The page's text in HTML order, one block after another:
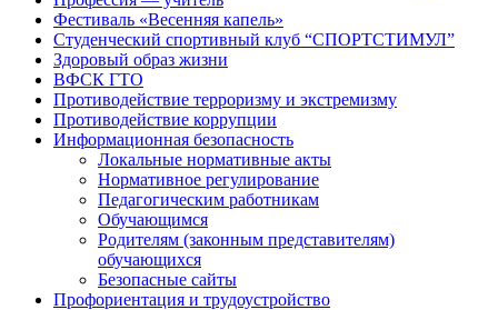
Фестиваль «Весенняя капель»
Студенческий спортивный клуб “СПОРТСТИМУЛ”
Здоровый образ жизни
ВФСК ГТО
Противодействие терроризму и экстремизму
Противодействие коррупции
Информационная безопасность
Локальные нормативные акты
Нормативное регулирование
Педагогическим работникам
Обучающимся
Родителям (законным представителям)
обучающихся
Безопасные сайты
Профориентация и трудоустройство